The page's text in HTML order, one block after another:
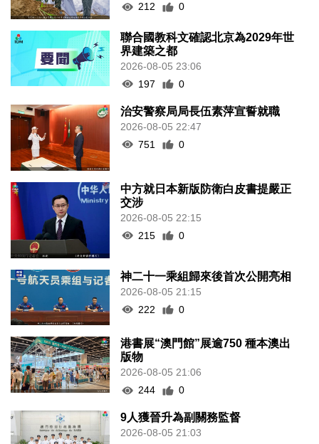
212
0
聯合國教科文確認北京為2029年世
界建築之都
2026-08-05 23:06
197
0
治安警察局局長伍素萍宣誓就職
2026-08-05 22:47
751
0
中方就日本新版防衛白皮書提嚴正
交涉
2026-08-05 22:15
215
0
神二十一乘組歸來後首次公開亮相
2026-08-05 21:15
222
0
港書展“澳門館”展逾750 種本澳出
版物
2026-08-05 21:06
244
0
9人獲晉升為副關務監督
2026-08-05 21:03